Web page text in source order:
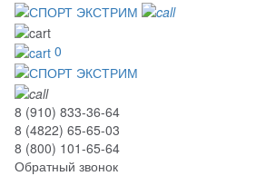
0
8 (910) 833-36-64
8 (4822) 65-65-03
8 (800) 101-65-64
Обратный звонок